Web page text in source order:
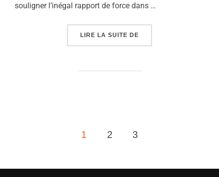
souligner l’inégal rapport de force dans …
LIRE LA SUITE DE
PAGINATION
1 2 3